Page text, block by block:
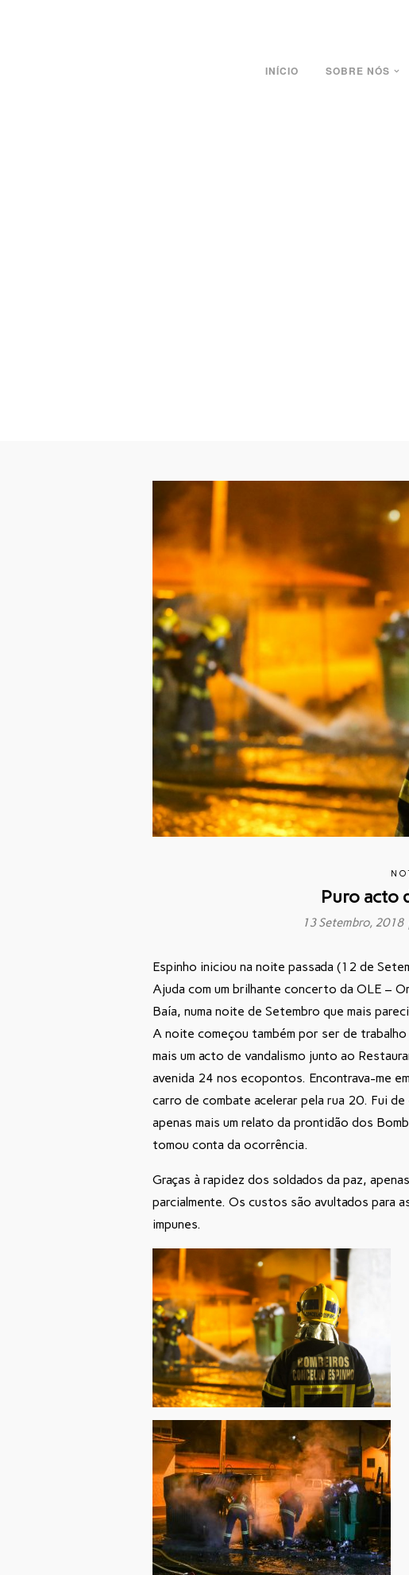
INÍCIO SOBRE NÓS
Puro acto
13 Setembro,
Espinho iniciou na noite passada (12 de
Ajuda com um brilhante concerto da OLE –
Baía, numa noite de Setembro que mais
A noite começou também por ser de
mais um acto de vandalismo junto ao
avenida 24 nos ecopontos. Encontrava-me
carro de combate acelerar pela rua 20. Fui
apenas mais um relato da prontidão dos
tomou conta da ocorrência.
Graças à rapidez dos soldados da paz,
parcialmente. Os custos são avultados para
impunes.